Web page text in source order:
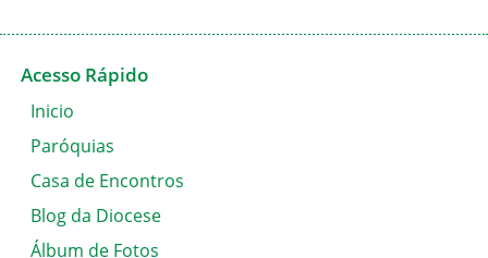
Acesso Rápido
Inicio
Paróquias
Casa de Encontros
Blog da Diocese
Álbum de Fotos